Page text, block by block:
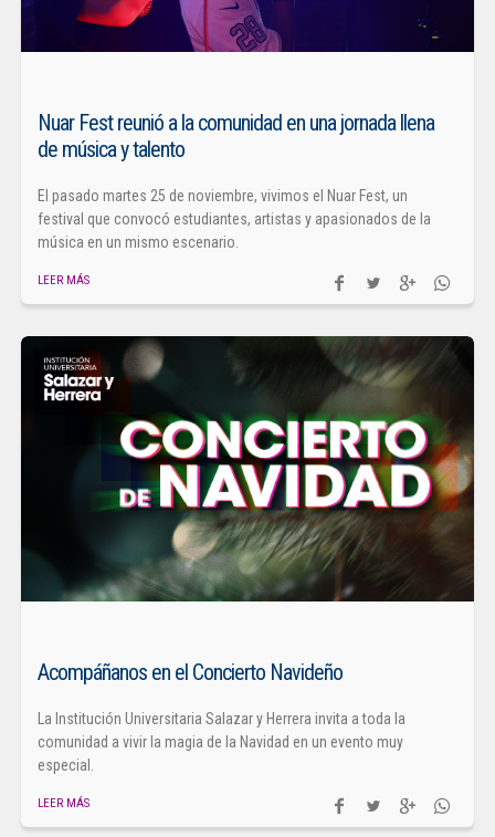
Nuar Fest reunió a la comunidad en una jornada llena
de música y talento
El pasado martes 25 de noviembre, vivimos el Nuar Fest, un
festival que convocó estudiantes, artistas y apasionados de la
música en un mismo escenario.
LEER MÁS
Acompáñanos en el Concierto Navideño
La Institución Universitaria Salazar y Herrera invita a toda la
comunidad a vivir la magia de la Navidad en un evento muy
especial.
LEER MÁS